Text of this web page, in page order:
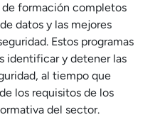
de formación completos
datos y las mejores
Estos programas
identificar y detener las
al tiempo que
los requisitos de los
del sector.